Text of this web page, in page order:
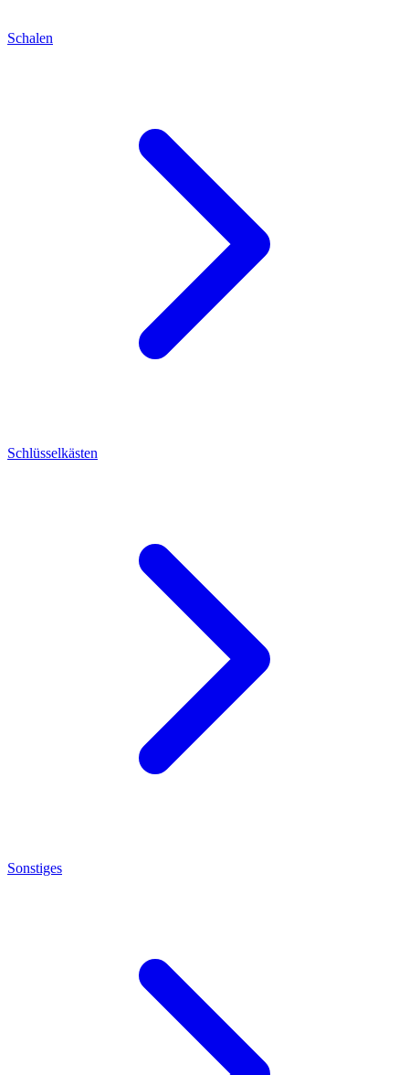
Schalen
Schlüsselkästen
Sonstiges